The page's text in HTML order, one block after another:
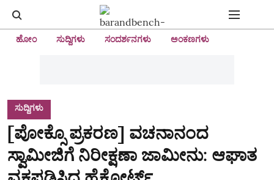
ಹೋಂ ಸುದ್ದಿಗಳು ಸಂದರ್ಶನಗಳು ಅಂಕಣಗಳು
ಸುದ್ದಿಗಳು
[ಪೋಕ್ಸೊ ಪ್ರಕರಣ] ವಚನಾನಂದ
ಸ್ವಾಮೀಜಿಗೆ ನಿರೀಕ್ಷಣಾ ಜಾಮೀನು: ಆಘಾತ